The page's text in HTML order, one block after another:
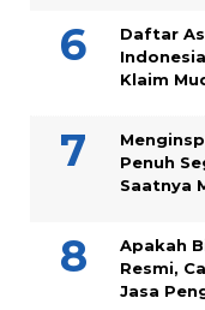
Daftar
Klaim
Penuh
Saatnya
Apakah
Resmi,
Jasa